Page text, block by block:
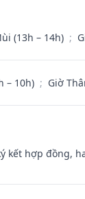
(13h – 14h) ;
– 10h) ; Giờ
kết hợp đồng,